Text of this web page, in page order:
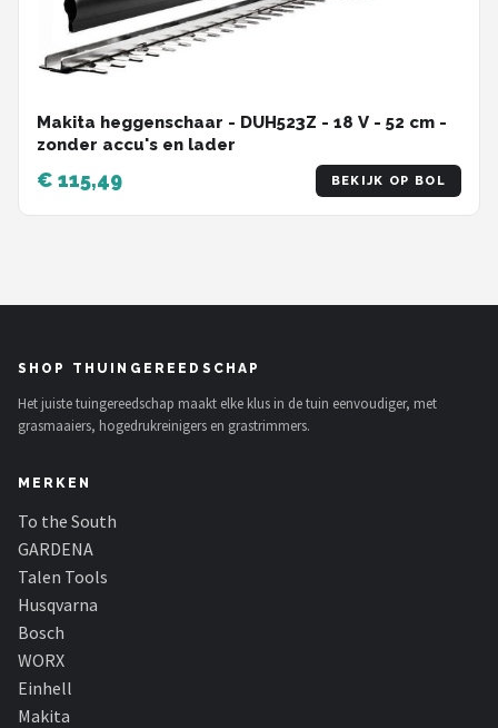
Makita heggenschaar - DUH523Z - 18 V - 52 cm -
zonder accu's en lader
€ 115,49 BEKIJK OP BOL
SHOP THUINGEREEDSCHAP
Het juiste tuingereedschap maakt elke klus in de tuin eenvoudiger, met
grasmaaiers, hogedrukreinigers en grastrimmers.
MERKEN
To the South
GARDENA
Talen Tools
Husqvarna
Bosch
WORX
Einhell
Makita